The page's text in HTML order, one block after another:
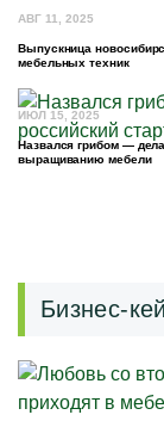
АВГ 11, 2025
Выпускница
мебельных техник
ИЮЛ 15, 2025
Назвался грибом —
выращиванию мебели
Бизнес-